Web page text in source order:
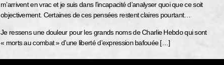
m’arrivent en vrac et je suis dans l’incapacité d’analyser quoi que ce soit
objectivement. Certaines de ces pensées restent claires pourtant…
Je ressens une douleur pour les grands noms de Charlie Hebdo qui sont
« morts au combat » d’une liberté d’expression bafouée […]